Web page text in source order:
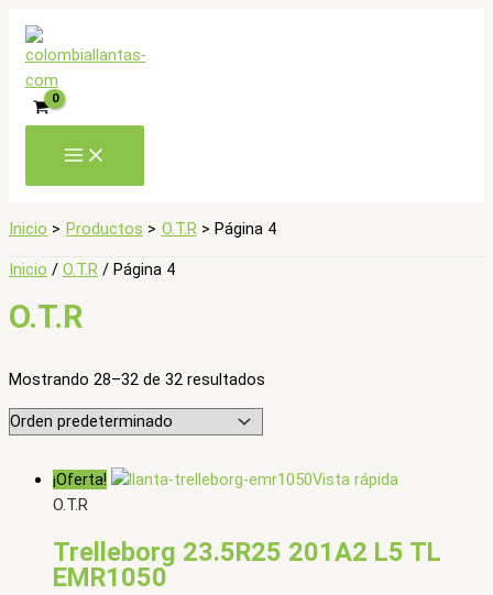
Inicio Productos O.T.R Página 4
Inicio / O.T.R / Página 4
O.T.R
Mostrando 28–32 de 32 resultados
¡Oferta!
Vista rápida
O.T.R
Trelleborg 23.5R25 201A2 L5 TL
EMR1050